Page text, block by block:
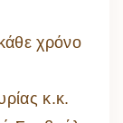
χρόνο
κ.κ.